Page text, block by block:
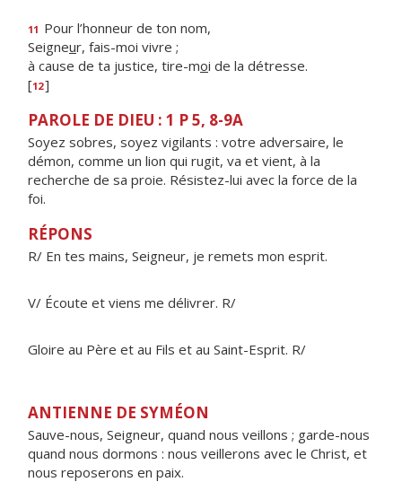
11 Pour l’honneur de ton nom,
Seigneur, fais-moi vivre ;
à cause de ta justice, tire-moi de la détresse.
[12]
PAROLE DE DIEU : 1 P 5, 8-9A
Soyez sobres, soyez vigilants : votre adversaire, le
démon, comme un lion qui rugit, va et vient, à la
recherche de sa proie. Résistez-lui avec la force de la
foi.
RÉPONS
R/ En tes mains, Seigneur, je remets mon esprit.
V/ Écoute et viens me délivrer. R/
Gloire au Père et au Fils et au Saint-Esprit. R/
ANTIENNE DE SYMÉON
Sauve-nous, Seigneur, quand nous veillons ; garde-nous
quand nous dormons : nous veillerons avec le Christ, et
nous reposerons en paix.